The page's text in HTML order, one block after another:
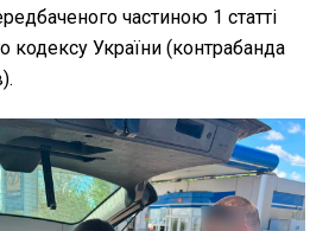
частиною 1 статті
кодексу України (контрабанда